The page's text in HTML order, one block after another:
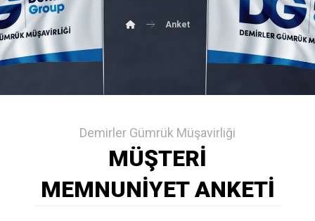
Anket
Demirler Gümrük Müşavirliği
MÜŞTERİ
MEMNUNİYET ANKETİ